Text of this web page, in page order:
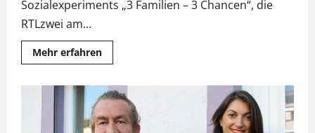
Sozialexperiments „3 Familien – 3 Chancen“, die
RTLzwei am...
Mehr erfahrenMehr
Informationen
bei
„3
Familien
–
3